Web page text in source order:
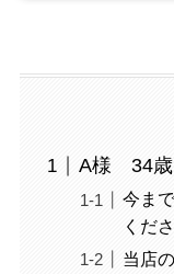
A様 34歳
今ま
くだ
当店